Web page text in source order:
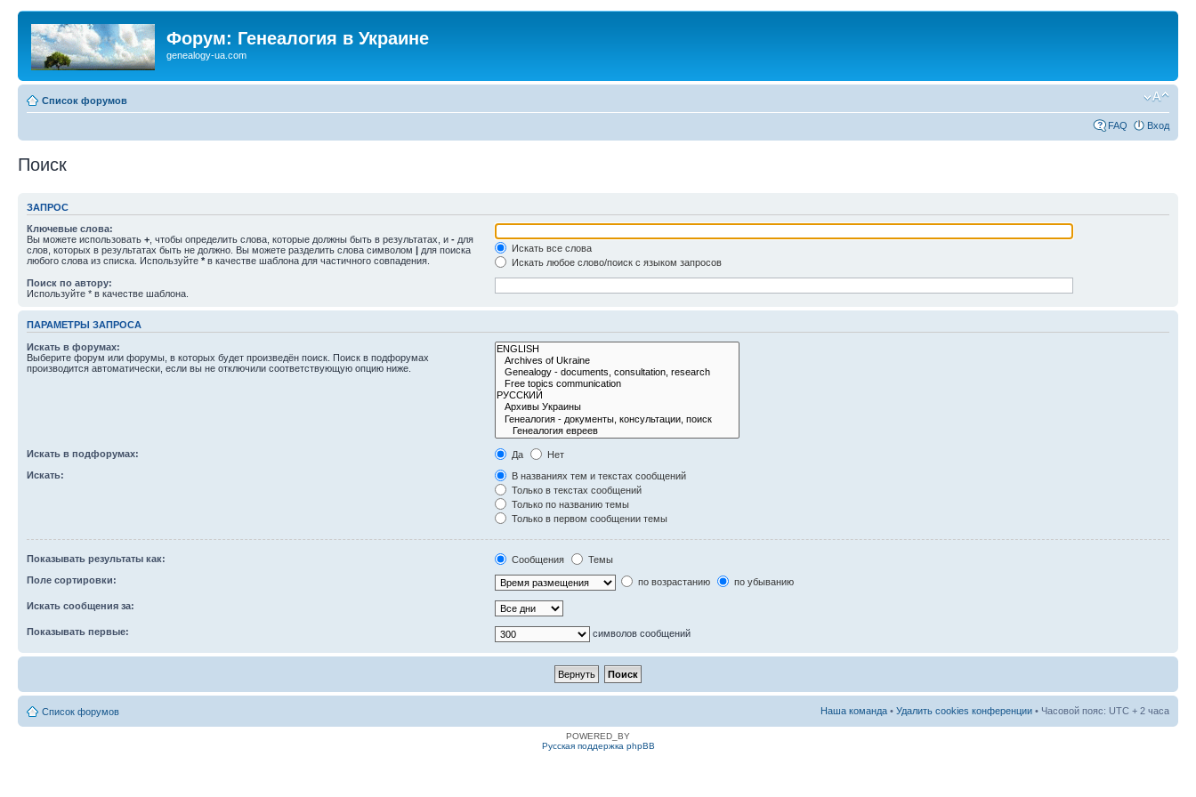
Форум: Генеалогия в Украине
genealogy-ua.com
Список форумов
FAQ Вход
Поиск
ЗАПРОС
Ключевые слова:
Вы можете использовать + , чтобы определить слова, которые должны быть в результатах, и - для
слов, которых в результатах быть не должно. Вы можете разделить слова символом | для поиска
любого слова из списка. Используйте * в качестве шаблона для частичного совпадения.
Искать все слова
Искать любое слово/поиск с языком запросов
Поиск по автору:
Используйте * в качестве шаблона.
ПАРАМЕТРЫ ЗАПРОСА
Искать в форумах:
Выберите форум или форумы, в которых будет произведён поиск. Поиск в подфорумах
производится автоматически, если вы не отключили соответствующую опцию ниже.
Искать в подфорумах: Да
Нет
Искать:
В названиях тем и текстах сообщений
Только в текстах сообщений
Только по названию темы
Только в первом сообщении темы
Показывать результаты как: Сообщения
Темы
Поле сортировки:
по возрастанию по убыванию
Искать сообщения за:
Показывать первые: символов сообщений
Список форумов Наша команда • Удалить cookies конференции • Часовой пояс: UTC + 2 часа
POWERED_BY
Русская поддержка phpBB